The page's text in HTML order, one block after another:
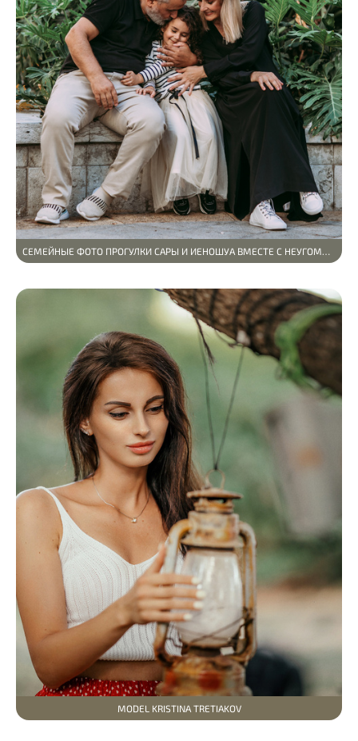
СЕМЕЙНЫЕ ФОТО ПРОГУЛКИ САРЫ И ИЕHОШУА ВМЕСТЕ С НЕУГОМОННОЙ И ВЕСЕЛОЙ ДОЧКОЙ
MODEL KRISTINA TRETIAKOV